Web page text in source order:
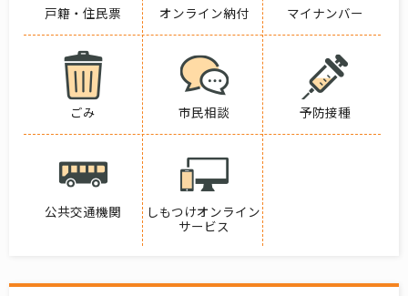
戸籍・住民票 オンライン納付 マイナンバー
ごみ 市民相談 予防接種
公共交通機関
しもつけオンライン
サービス